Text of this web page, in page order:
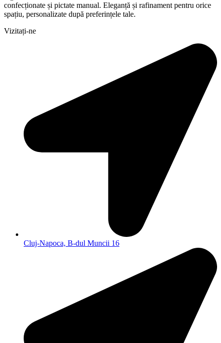
confecționate și pictate manual. Eleganță și rafinament pentru orice
spațiu, personalizate după preferințele tale.
Vizitați-ne
Cluj-Napoca, B-dul Muncii 16